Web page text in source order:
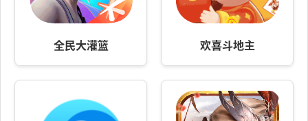
全民大灌篮 欢喜斗地主